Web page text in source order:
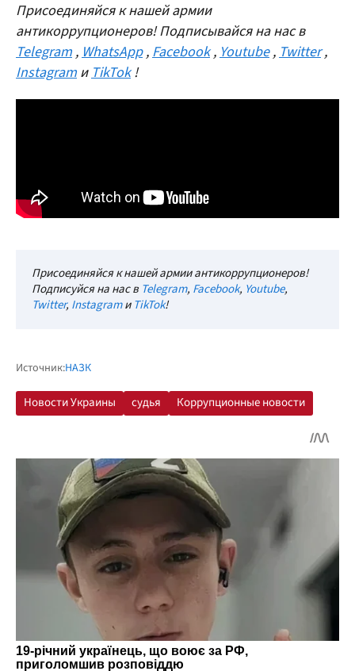
Присоединяйся к нашей армии
антикоррупционеров! Подписывайся на нас в
Telegram ,WhatsApp ,Facebook ,Youtube ,Twitter ,
Instagram иTikTok !
Присоединяйся к нашей армии антикоррупционеров!
Подписуйся на нас в Telegram, Facebook, Youtube,
Twitter, InstagramиTikTok!
Источник:НАЗК
Новости Украины судья Коррупционные новости